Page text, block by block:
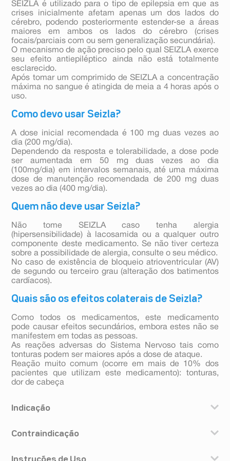
SEIZLA é utilizado para o tipo de epilepsia em que as
crises inicialmente afetam apenas um dos lados do
cérebro, podendo posteriormente estender-se a áreas
maiores em ambos os lados do cérebro (crises
focais/parciais com ou sem generalização secundária).
O mecanismo de ação preciso pelo qual SEIZLA exerce
seu efeito antiepiléptico ainda não está totalmente
esclarecido.
Após tomar um comprimido de SEIZLA a concentração
máxima no sangue é atingida de meia a 4 horas após o
uso.
Como devo usar Seizla?
A dose inicial recomendada é 100 mg duas vezes ao
dia (200 mg/dia).
Dependendo da resposta e tolerabilidade, a dose pode
ser aumentada em 50 mg duas vezes ao dia
(100mg/dia) em intervalos semanais, até uma máxima
dose de manutenção recomendada de 200 mg duas
vezes ao dia (400 mg/dia).
Quem não deve usar Seizla?
Não tome SEIZLA caso tenha alergia
(hipersensibilidade) à lacosamida ou a qualquer outro
componente deste medicamento. Se não tiver certeza
sobre a possibilidade de alergia, consulte o seu médico.
No caso de existência de bloqueio atrioventricular (AV)
de segundo ou terceiro grau (alteração dos batimentos
cardíacos).
Quais são os efeitos colaterais de Seizla?
Como todos os medicamentos, este medicamento
pode causar efeitos secundários, embora estes não se
manifestem em todas as pessoas.
As reações adversas do Sistema Nervoso tais como
tonturas podem ser maiores após a dose de ataque.
Reação muito comum (ocorre em mais de 10% dos
pacientes que utilizam este medicamento): tonturas,
dor de cabeça
Indicação
tratamento de crises de início focal/parcial com ou sem
Contraindicação